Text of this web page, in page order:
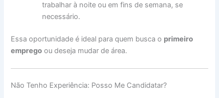
trabalhar à noite ou em fins de semana, se
necessário.
Essa oportunidade é ideal para quem busca o primeiro
emprego ou deseja mudar de área.
Não Tenho Experiência: Posso Me Candidatar?